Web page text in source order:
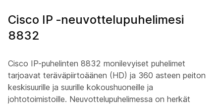
Cisco IP ‑neuvottelupuhelimesi
8832
Cisco IP-puhelinten 8832 monilevyiset puhelimet
tarjoavat teräväpiirtoäänen (HD) ja 360 asteen peiton
keskisuurille ja suurille kokoushuoneille ja
johtotoimistoille. Neuvottelupuhelimessa on herkät